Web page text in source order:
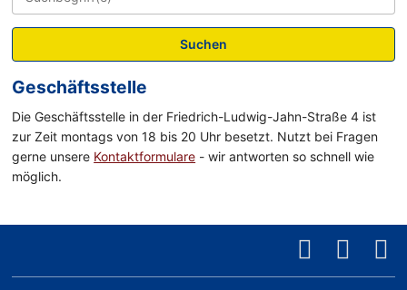
Suchen
Geschäftsstelle
Die Geschäftsstelle in der Friedrich-Ludwig-Jahn-Straße 4 ist
zur Zeit montags von 18 bis 20 Uhr besetzt. Nutzt bei Fragen
gerne unsere Kontaktformulare - wir antworten so schnell wie
möglich.